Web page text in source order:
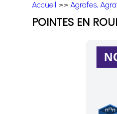
Accueil >> Agrafes,
POINTES EN